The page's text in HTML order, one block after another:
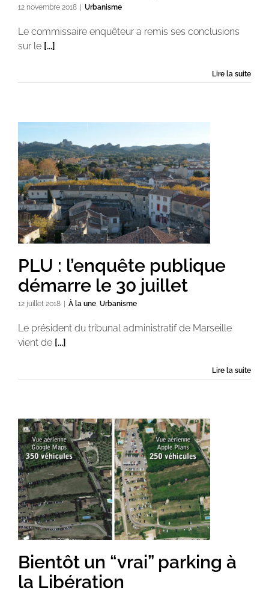
12 novembre 2018 Urbanisme
Le commissaire enquêteur a remis ses conclusions
sur le [...]
Lire la suite
PLU : l’enquête publique
démarre le 30 juillet
12 juillet 2018 À la une, Urbanisme
Le président du tribunal administratif de Marseille
vient de [...]
Lire la suite
Bientôt un “vrai” parking à
la Libération